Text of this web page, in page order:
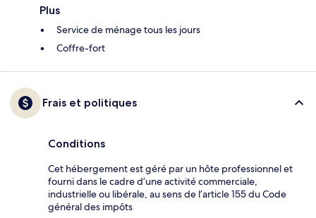
Plus
Service de ménage tous les jours
Coffre-fort
Frais et politiques
Conditions
Cet hébergement est géré par un hôte professionnel et
fourni dans le cadre d’une activité commerciale,
industrielle ou libérale, au sens de l’article 155 du Code
général des impôts